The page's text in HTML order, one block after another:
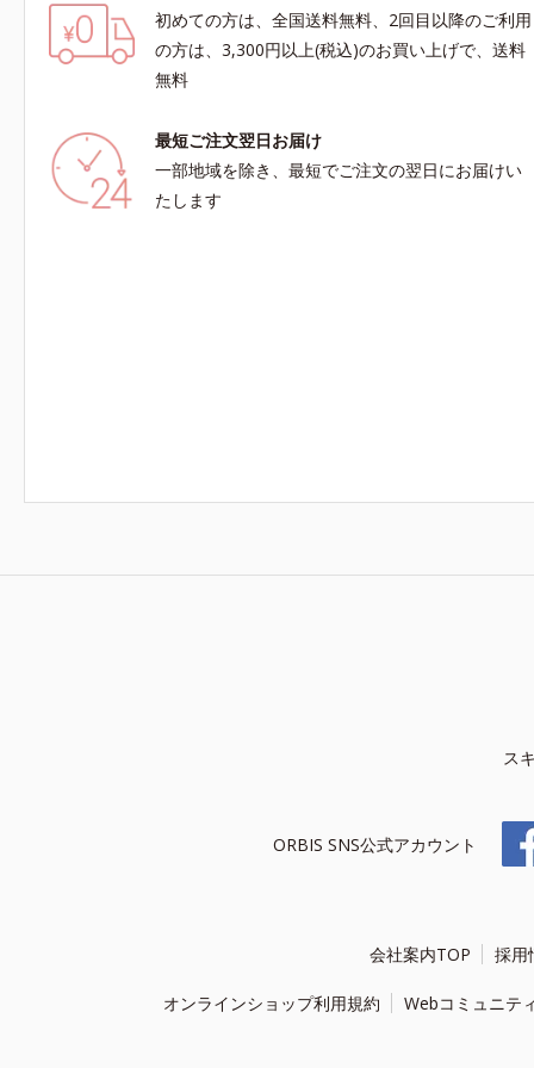
初めての方は、全国送料無料、2回目以降のご利用
の方は、3,300円以上(税込)のお買い上げで、送料
無料
最短ご注文翌日お届け
一部地域を除き、最短でご注文の翌日にお届けい
たします
ス
ORBIS SNS公式アカウント
会社案内TOP 採用
オンラインショップ利用規約 Webコミュニテ